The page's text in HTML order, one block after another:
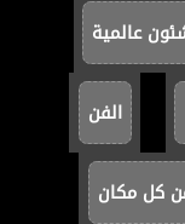
عالمية
الفن
كل مكان